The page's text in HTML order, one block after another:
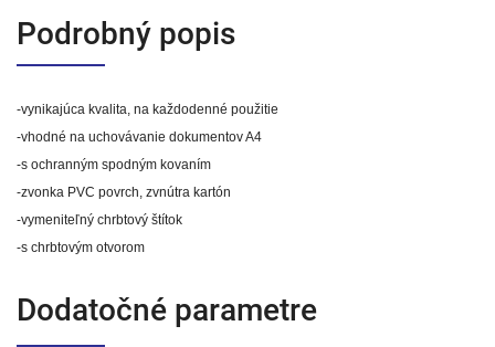
Podrobný popis
-vynikajúca kvalita, na každodenné použitie
-vhodné na uchovávanie dokumentov A4
-s ochranným spodným kovaním
-zvonka PVC povrch, zvnútra kartón
-vymeniteľný chrbtový štítok
-s chrbtovým otvorom
Dodatočné parametre